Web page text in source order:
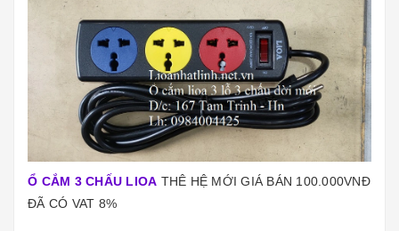
Ổ CẮM 3 CHẤU LIOA THÊ HỆ MỚI GIÁ BÁN 100.000VNĐ
ĐÃ CÓ VAT 8%